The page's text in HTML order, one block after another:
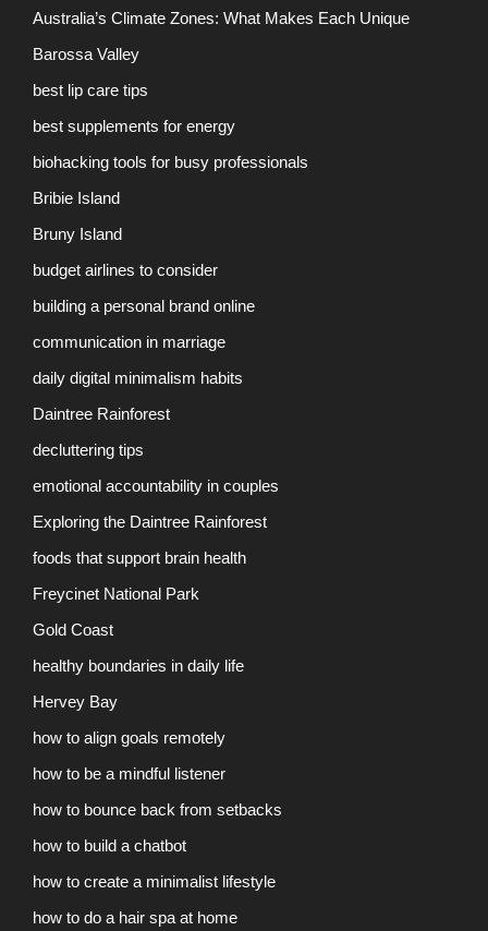
Australia’s Climate Zones: What Makes Each Unique
Barossa Valley
best lip care tips
best supplements for energy
biohacking tools for busy professionals
Bribie Island
Bruny Island
budget airlines to consider
building a personal brand online
communication in marriage
daily digital minimalism habits
Daintree Rainforest
decluttering tips
emotional accountability in couples
Exploring the Daintree Rainforest
foods that support brain health
Freycinet National Park
Gold Coast
healthy boundaries in daily life
Hervey Bay
how to align goals remotely
how to be a mindful listener
how to bounce back from setbacks
how to build a chatbot
how to create a minimalist lifestyle
how to do a hair spa at home